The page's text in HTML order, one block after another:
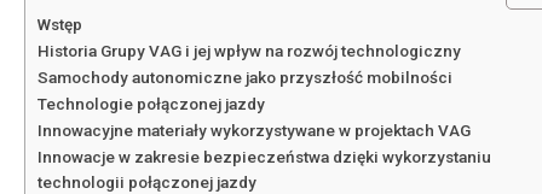
Wstęp
Historia Grupy VAG i jej wpływ na rozwój technologiczny
Samochody autonomiczne jako przyszłość mobilności
Technologie połączonej jazdy
Innowacyjne materiały wykorzystywane w projektach VAG
Innowacje w zakresie bezpieczeństwa dzięki wykorzystaniu
technologii połączonej jazdy